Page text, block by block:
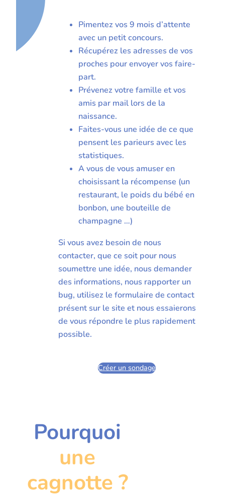
Pimentez vos 9 mois d’attente
avec un petit concours.
Récupérez les adresses de vos
proches pour envoyer vos faire-
part.
Prévenez votre famille et vos
amis par mail lors de la
naissance.
Faites-vous une idée de ce que
pensent les parieurs avec les
statistiques.
A vous de vous amuser en
choisissant la récompense (un
restaurant, le poids du bébé en
bonbon, une bouteille de
champagne …)
Si vous avez besoin de nous
contacter, que ce soit pour nous
soumettre une idée, nous demander
des informations, nous rapporter un
bug, utilisez le formulaire de contact
présent sur le site et nous essaierons
de vous répondre le plus rapidement
possible.
Créer un sondage
Pourquoi
une
cagnotte ?